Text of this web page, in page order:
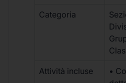
Categoria
Attività incluse
•